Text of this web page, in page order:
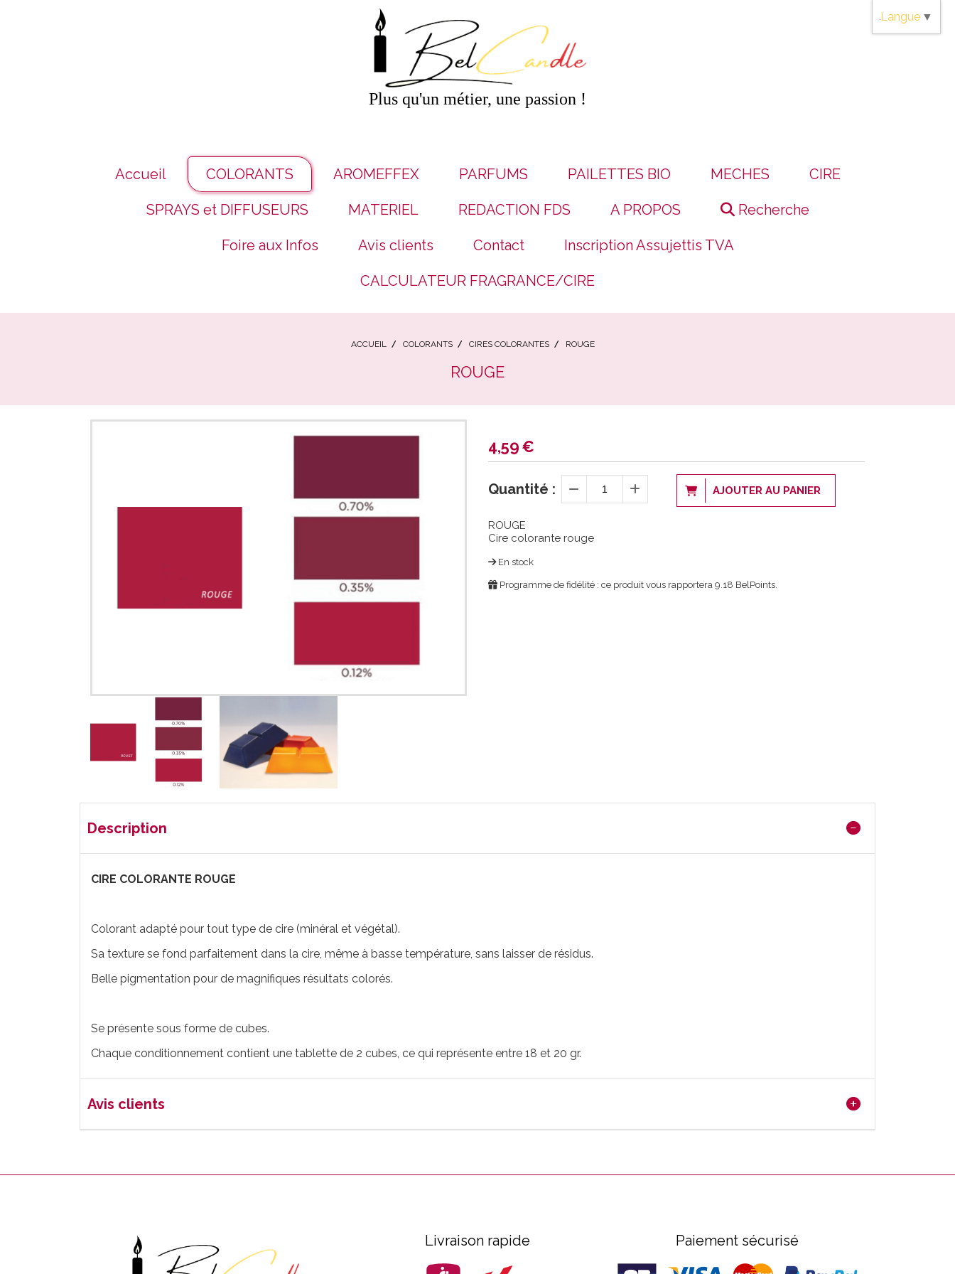
Plus qu'un métier, une passion !
Accueil COLORANTS AROMEFFEX PARFUMS PAILETTES BIO MECHES CIRE
SPRAYS et DIFFUSEURS MATERIEL REDACTION FDS A PROPOS Recherche
Foire aux Infos Avis clients Contact Inscription Assujettis TVA
CALCULATEUR FRAGRANCE/CIRE
ACCUEIL COLORANTS CIRES COLORANTES ROUGE
ROUGE
4,59€
Quantité : AJOUTER AU PANIER
ROUGE
Cire colorante rouge
En stock
Programme de fidélité : ce produit vous rapportera 9.18 BelPoints.
Description
CIRE COLORANTE ROUGE
Colorant adapté pour tout type de cire (minéral et végétal).
Sa texture se fond parfaitement dans la cire, même à basse température, sans laisser de résidus.
Belle pigmentation pour de magnifiques résultats colorés.
Se présente sous forme de cubes.
Chaque conditionnement contient une tablette de 2 cubes, ce qui représente entre 18 et 20 gr.
Avis clients
Livraison rapide Paiement sécurisé
Langue ▼